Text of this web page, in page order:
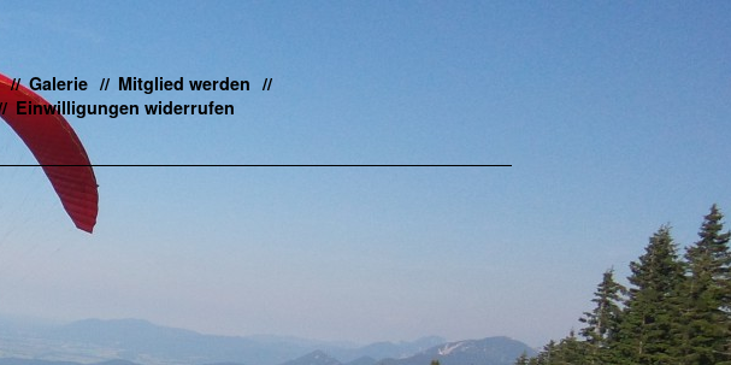
Galerie
Mitglied werden
Einwilligungen widerrufen